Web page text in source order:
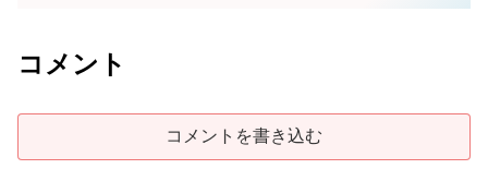
コメント
コメントを書き込む